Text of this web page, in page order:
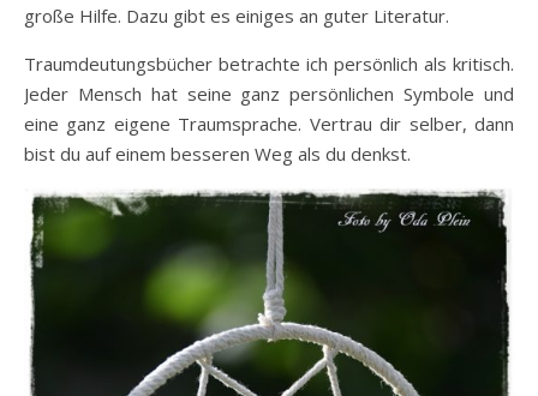
große Hilfe. Dazu gibt es einiges an guter Literatur.
Traumdeutungsbücher betrachte ich persönlich als kritisch.
Jeder Mensch hat seine ganz persönlichen Symbole und
eine ganz eigene Traumsprache. Vertrau dir selber, dann
bist du auf einem besseren Weg als du denkst.